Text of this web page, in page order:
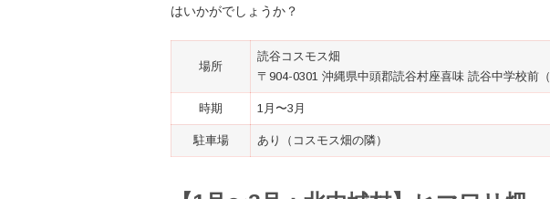
はいかがでしょうか？
場所
読谷コスモス畑
〒904-0301 沖縄県中頭郡読谷村座喜味 読谷中学校前（
時期 1月〜3月
駐車場 あり（コスモス畑の隣）